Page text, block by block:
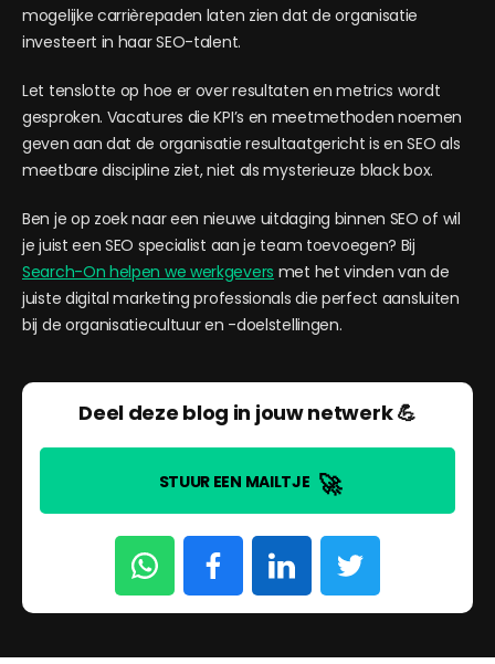
mogelijke carrièrepaden laten zien dat de organisatie
investeert in haar SEO-talent.
Let tenslotte op hoe er over resultaten en metrics wordt
gesproken. Vacatures die KPI’s en meetmethoden noemen
geven aan dat de organisatie resultaatgericht is en SEO als
meetbare discipline ziet, niet als mysterieuze black box.
Ben je op zoek naar een nieuwe uitdaging binnen SEO of wil
je juist een SEO specialist aan je team toevoegen? Bij
Search-On helpen we werkgevers met het vinden van de
juiste digital marketing professionals die perfect aansluiten
bij de organisatiecultuur en -doelstellingen.
Deel deze blog in jouw netwerk 💪
STUUR EEN MAILTJE 🚀